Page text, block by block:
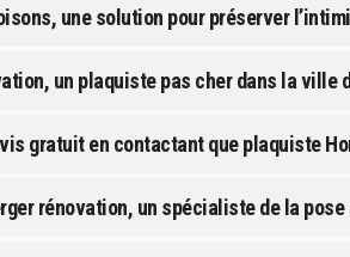
une solution pour préserver
un plaquiste pas cher dans la ville
gratuit en contactant que plaquiste
rénovation, un spécialiste de la